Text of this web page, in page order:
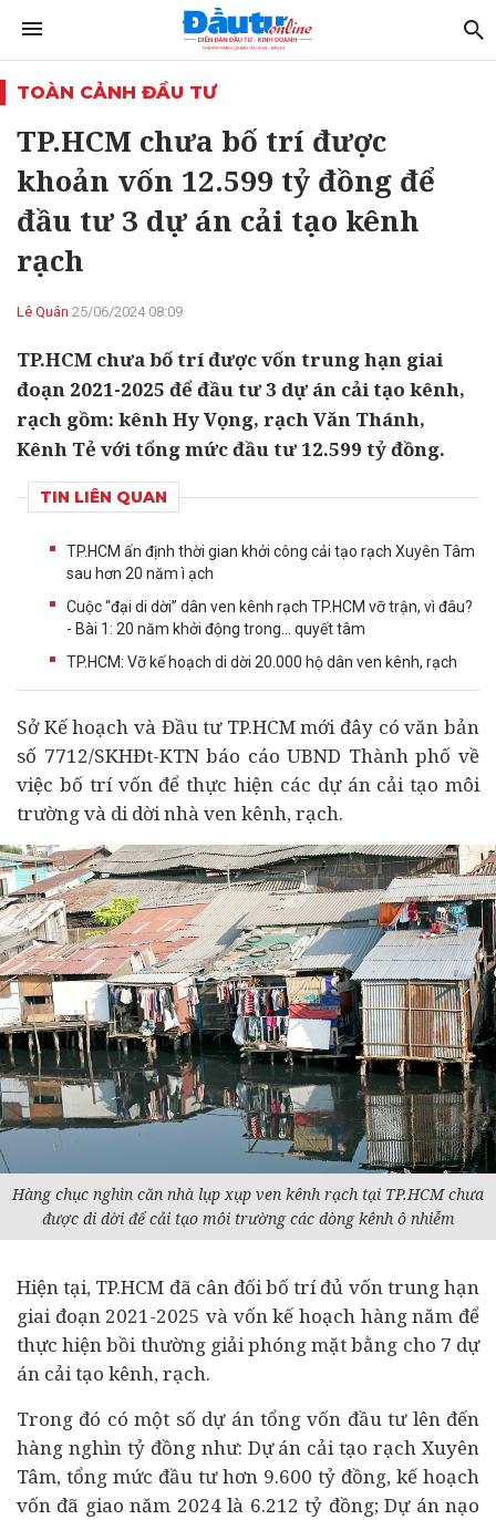
TOÀN CẢNH ĐẦU TƯ
TP.HCM chưa bố trí được
khoản vốn 12.599 tỷ đồng để
đầu tư 3 dự án cải tạo kênh
rạch
Lê Quân 25/06/2024 08:09
TP.HCM chưa bố trí được vốn trung hạn giai
đoạn 2021-2025 để đầu tư 3 dự án cải tạo kênh,
rạch gồm: kênh Hy Vọng, rạch Văn Thánh,
Kênh Tẻ với tổng mức đầu tư 12.599 tỷ đồng.
TIN LIÊN QUAN
TP.HCM ấn định thời gian khởi công cải tạo rạch Xuyên Tâm
sau hơn 20 năm ì ạch
Cuộc “đại di dời” dân ven kênh rạch TP.HCM vỡ trận, vì đâu?
- Bài 1: 20 năm khởi động trong… quyết tâm
TP.HCM: Vỡ kế hoạch di dời 20.000 hộ dân ven kênh, rạch
Sở Kế hoạch và Đầu tư TP.HCM mới đây có văn bản
số 7712/SKHĐt-KTN báo cáo UBND Thành phố về
việc bố trí vốn để thực hiện các dự áncải tạo môi
trường và di dời nhà ven kênh, rạch.
Hàng chục nghìn căn nhà lụp xụp ven kênh rạch tại TP.HCM chưa
được di dời để cải tạo môi trường các dòng kênh ô nhiễm
Hiện tại, TP.HCM đã cân đối bố trí đủ vốn trung hạn
giai đoạn 2021-2025 và vốn kế hoạch hàng năm để
thực hiện bồi thường giải phóng mặt bằng cho 7 dự
án cải tạo kênh, rạch.
Trong đó có một số dự án tổng vốn đầu tưlên đến
hàng nghìn tỷ đồng như: Dự án cải tạo rạch Xuyên
Tâm, tổng mức đầu tư hơn 9.600 tỷ đồng, kế hoạch
vốn đã giao năm 2024 là 6.212 tỷ đồng; Dự án nạo